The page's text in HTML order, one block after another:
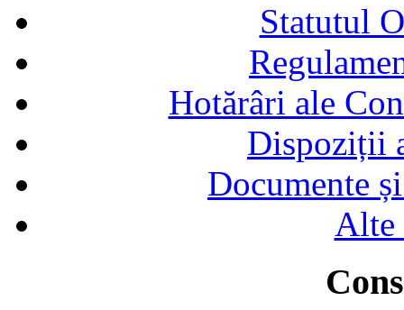
Statutul
Hotărâri ale
Dispoziții
Documente
Alte